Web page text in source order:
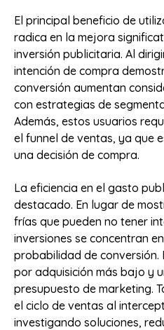
El principal beneficio de
radica en la mejora
inversión publicitaria. Al
intención de compra
conversión aumentan
con estrategias de
Además, estos usuarios
el funnel de ventas, ya que
una decisión de compra.
La eficiencia en el gasto
destacado. En lugar de
frías que pueden no tener
inversiones se concentran
probabilidad de conversión.
por adquisición más bajo y
presupuesto de marketing.
el ciclo de ventas al
investigando soluciones,